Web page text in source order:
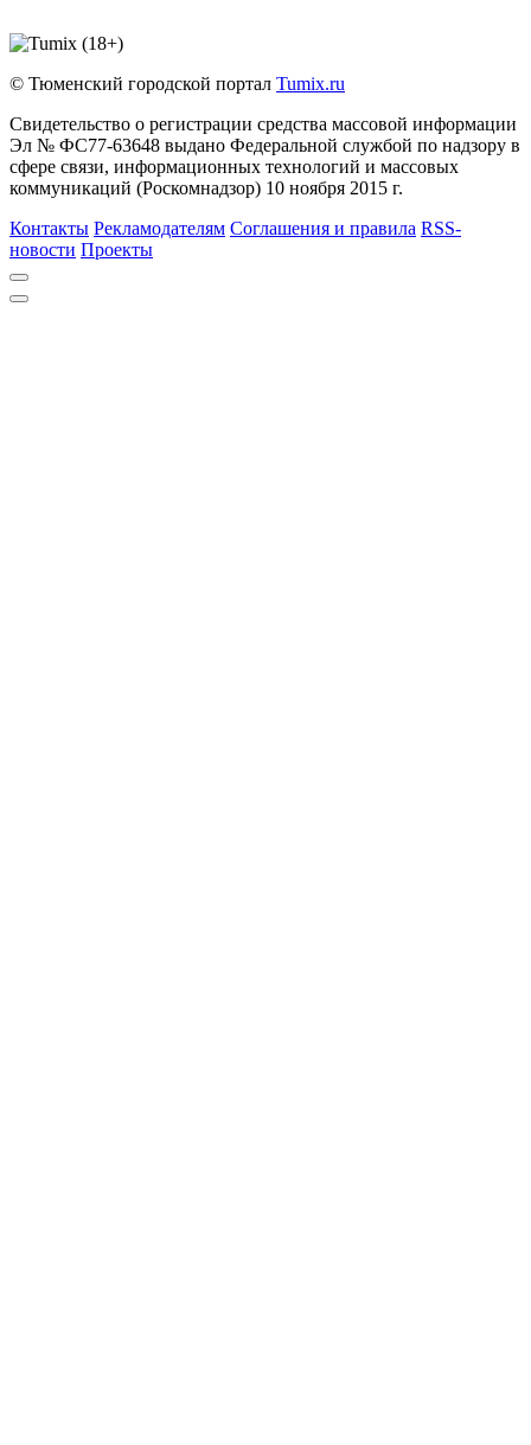
© Тюменский городской портал Tumix.ru
Свидетельство о регистрации средства массовой информации
Эл № ФС77-63648 выдано Федеральной службой по надзору в
сфере связи, информационных технологий и массовых
коммуникаций (Роскомнадзор) 10 ноября 2015 г.
Контакты Рекламодателям Соглашения и правила RSS-
новости Проекты